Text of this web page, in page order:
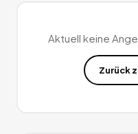
Aktuell keine
Zurück